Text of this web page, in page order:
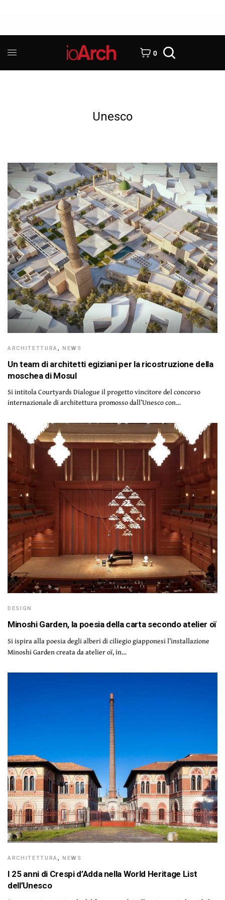
0
Unesco
ARCHITETTURA,NEWS
Un team di architetti egiziani per la ricostruzione della
moschea di Mosul
Si intitola Courtyards Dialogue il progetto vincitore del concorso
internazionale di architettura promosso dall’Unesco con…
DESIGN
Minoshi Garden, la poesia della carta secondo atelier oï
Si ispira alla poesia degli alberi di ciliegio giapponesi l’installazione
Minoshi Garden creata da atelier oï, in…
ARCHITETTURA,NEWS
I 25 anni di Crespi d’Adda nella World Heritage List
dell’Unesco